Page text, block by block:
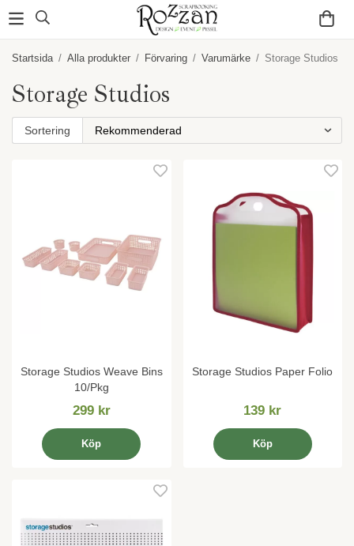
Startsida / Alla produkter / Förvaring / Varumärke / Storage Studios
Storage Studios
Sortering
Storage Studios Weave Bins
10/Pkg
299 kr
Köp
Storage Studios Paper Folio
139 kr
Köp